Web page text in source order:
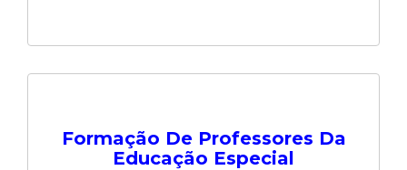
Formação De Professores Da
Educação Especial